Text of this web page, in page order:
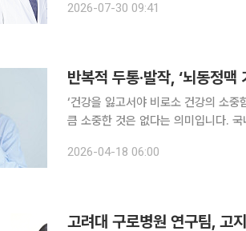
엘케이 류위선 전무로 구성됐다. 연구
2026-07-30 09:41
반복적 두통·발작, ‘뇌동정
‘건강을 잃고서야 비로소 건강의 소
큼 소중한 것은 없다는 의미입니다.
적으로 형성되지 않아 동맥과 정맥이
2026-04-18 06:00